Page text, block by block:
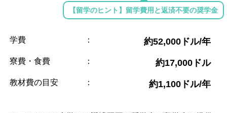
【留学のヒント】留学費用と返済不要の奨学金
学費 ： 約52,000ドル/年
寮費・食費 ： 約17,000ドル
教材費の目安 ： 約1,100ドル/年